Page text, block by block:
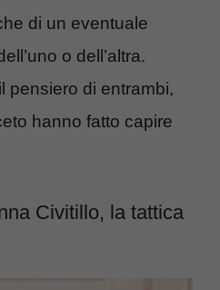
di un eventuale
o dell’altra.
pensiero di entrambi,
hanno fatto capire
Civitillo, la tattica